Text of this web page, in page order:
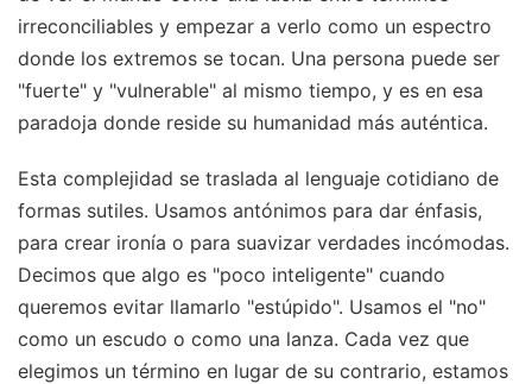
irreconciliables y empezar a verlo como un espectro
donde los extremos se tocan. Una persona puede ser
"fuerte" y "vulnerable" al mismo tiempo, y es en esa
paradoja donde reside su humanidad más auténtica.
Esta complejidad se traslada al lenguaje cotidiano de
formas sutiles. Usamos antónimos para dar énfasis,
para crear ironía o para suavizar verdades incómodas.
Decimos que algo es "poco inteligente" cuando
queremos evitar llamarlo "estúpido". Usamos el "no"
como un escudo o como una lanza. Cada vez que
elegimos un término en lugar de su contrario, estamos